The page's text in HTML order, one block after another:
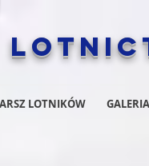
LOTNIKÓW GALERIA